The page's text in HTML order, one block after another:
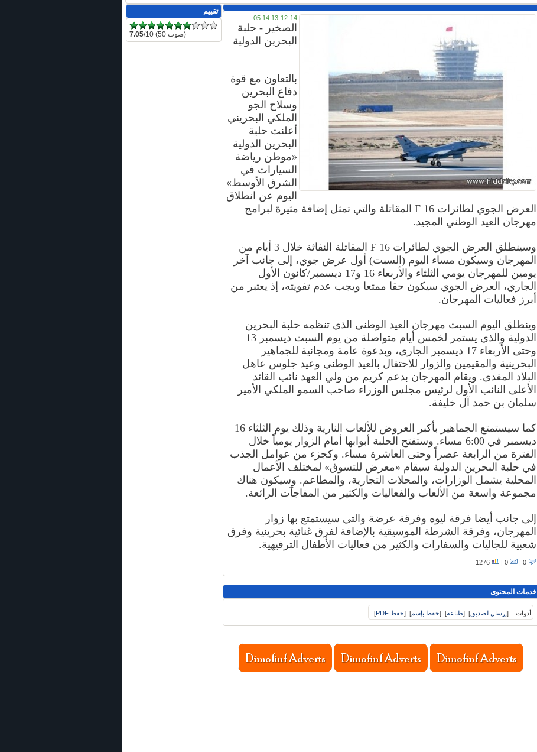
13-12-14 05:14
الصخير - حلبة
البحرين الدولية
بالتعاون مع قوة
دفاع البحرين
وسلاح الجو
الملكي البحريني
أعلنت حلبة
البحرين الدولية
«موطن رياضة
السيارات في
الشرق الأوسط»
اليوم عن انطلاق
العرض الجوي لطائرات F 16 المقاتلة والتي تمثل إضافة مثيرة لبرامج
مهرجان العيد الوطني المجيد.
وسينطلق العرض الجوي لطائرات F 16 المقاتلة النفاثة خلال 3 أيام من
المهرجان وسيكون مساء اليوم (السبت) أول عرض جوي، إلى جانب آخر
يومين للمهرجان يومي الثلثاء والأربعاء 16 و17 ديسمبر/كانون الأول
الجاري، العرض الجوي سيكون حقا ممتعا ويجب عدم تفويته، إذ يعتبر من
أبرز فعاليات المهرجان.
وينطلق اليوم السبت مهرجان العيد الوطني الذي تنظمه حلبة البحرين
الدولية والذي يستمر لخمس أيام متواصلة من يوم السبت ديسمبر 13
وحتى الأربعاء 17 ديسمبر الجاري، وبدعوة عامة ومجانية للجماهير
البحرينية والمقيمين والزوار للاحتفال بالعيد الوطني وعيد جلوس عاهل
البلاد المفدى. ويقام المهرجان بدعم كريم من ولي العهد نائب القائد
الأعلى النائب الأول لرئيس مجلس الوزراء صاحب السمو الملكي الأمير
سلمان بن حمد آل خليفة.
كما سيستمتع الجماهير بأكبر العروض للألعاب النارية وذلك يوم الثلثاء 16
ديسمبر في 6:00 مساء. وستفتح الحلبة أبوابها أمام الزوار يومياً خلال
الفترة من الرابعة عصراً وحتى العاشرة مساء. وكجزء من عوامل الجذب
في حلبة البحرين الدولية سيقام «معرض للتسوق» لمختلف الأعمال
المحلية يشمل الوزارات، والمحلات التجارية، والمطاعم. وسيكون هناك
مجموعة واسعة من الألعاب والفعاليات والكثير من المفاجآت الرائعة.
إلى جانب أيضا فرقة ليوه وفرقة عرضة والتي سيستمتع بها زوار
المهرجان، وفرقة الشرطة الموسيقية بالإضافة لفرق غنائية بحرينية وفرق
شعبية للجاليات والسفارات والكثير من فعاليات الأطفال الترفيهية.
0 |
0 |
1276
خدمات المحتوى
أدوات : [إرسال لصديق]
[طباعة]
[حفظ بإسم]
[حفظ PDF ]
تقييم
7.05 /10 (50 صوت)